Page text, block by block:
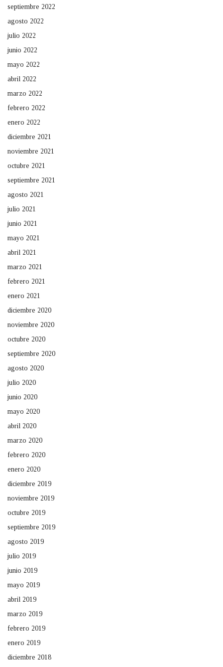
septiembre 2022
agosto 2022
julio 2022
junio 2022
mayo 2022
abril 2022
marzo 2022
febrero 2022
enero 2022
diciembre 2021
noviembre 2021
octubre 2021
septiembre 2021
agosto 2021
julio 2021
junio 2021
mayo 2021
abril 2021
marzo 2021
febrero 2021
enero 2021
diciembre 2020
noviembre 2020
octubre 2020
septiembre 2020
agosto 2020
julio 2020
junio 2020
mayo 2020
abril 2020
marzo 2020
febrero 2020
enero 2020
diciembre 2019
noviembre 2019
octubre 2019
septiembre 2019
agosto 2019
julio 2019
junio 2019
mayo 2019
abril 2019
marzo 2019
febrero 2019
enero 2019
diciembre 2018